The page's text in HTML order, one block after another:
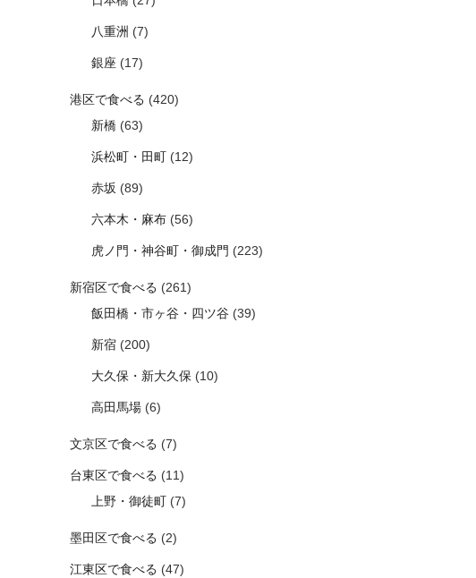
八重洲 (7)
銀座 (17)
港区で食べる (420)
新橋 (63)
浜松町・田町 (12)
赤坂 (89)
六本木・麻布 (56)
虎ノ門・神谷町・御成門 (223)
新宿区で食べる (261)
飯田橋・市ヶ谷・四ツ谷 (39)
新宿 (200)
大久保・新大久保 (10)
高田馬場 (6)
文京区で食べる (7)
台東区で食べる (11)
上野・御徒町 (7)
墨田区で食べる (2)
江東区で食べる (47)